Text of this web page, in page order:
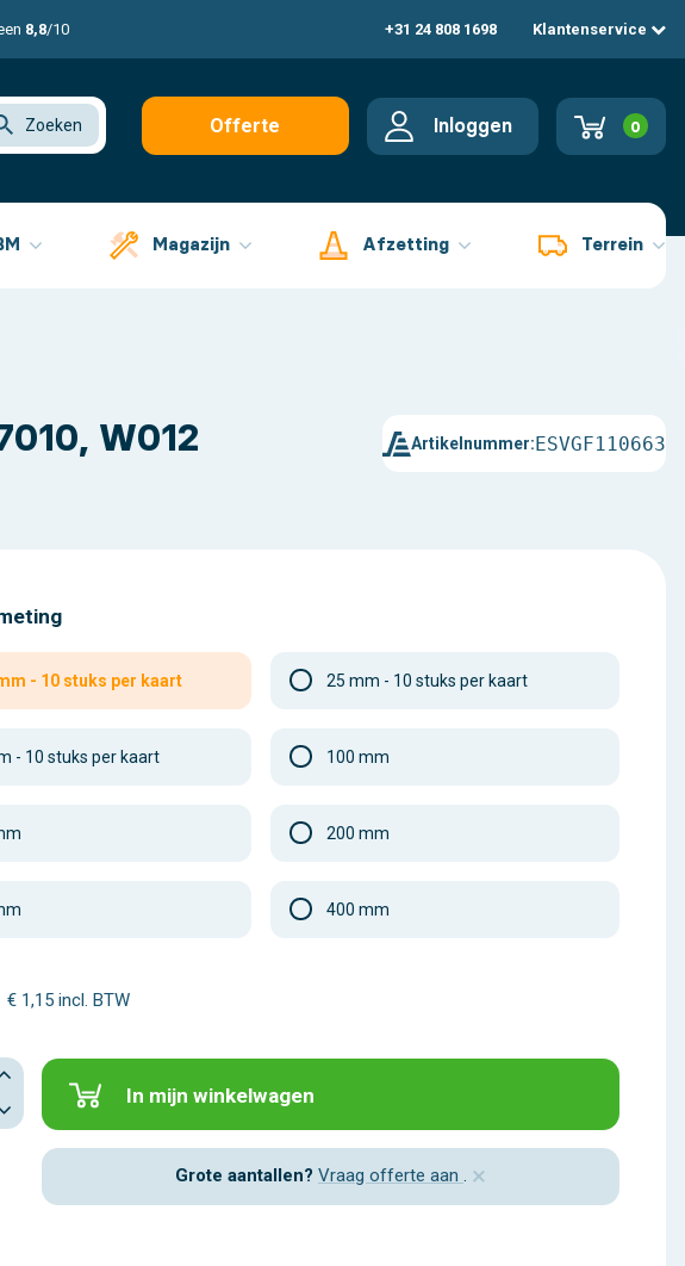
8,8/10 +31 24 808 1698 Klantenservice
Zoeken
Offerte
Inloggen 0
Magazijn Afzetting Terrein
W012 Artikelnummer:ESVGF110663
- 10 stuks per kaart 25 mm - 10 stuks per kaart
- 10 stuks per kaart 100 mm
200 mm
400 mm
€ 1,15 incl. BTW
In mijn winkelwagen
Grote aantallen? Vraag offerte aan . ×